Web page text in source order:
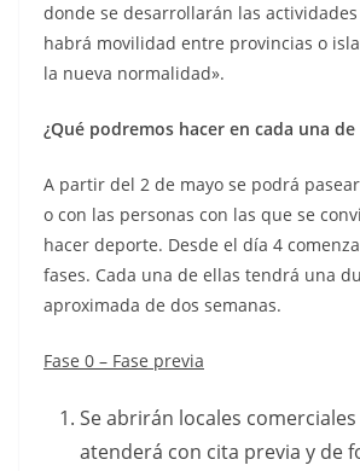
donde se desarrollarán las
habrá movilidad entre provincias o
la nueva normalidad».
¿Qué podremos hacer en cada una
A partir del 2 de mayo se podrá
o con las personas con las que se
hacer deporte. Desde el día 4
fases. Cada una de ellas tendrá una
aproximada de dos semanas.
Fase 0 – Fase previa
Se abrirán locales
atenderá con cita previa y de